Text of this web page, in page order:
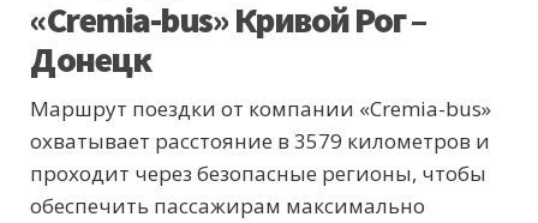
«Cremia-bus» Кривой Рог –
Донецк
Маршрут поездки от компании «Cremia-bus»
охватывает расстояние в 3579 километров и
проходит через безопасные регионы, чтобы
обеспечить пассажирам максимально